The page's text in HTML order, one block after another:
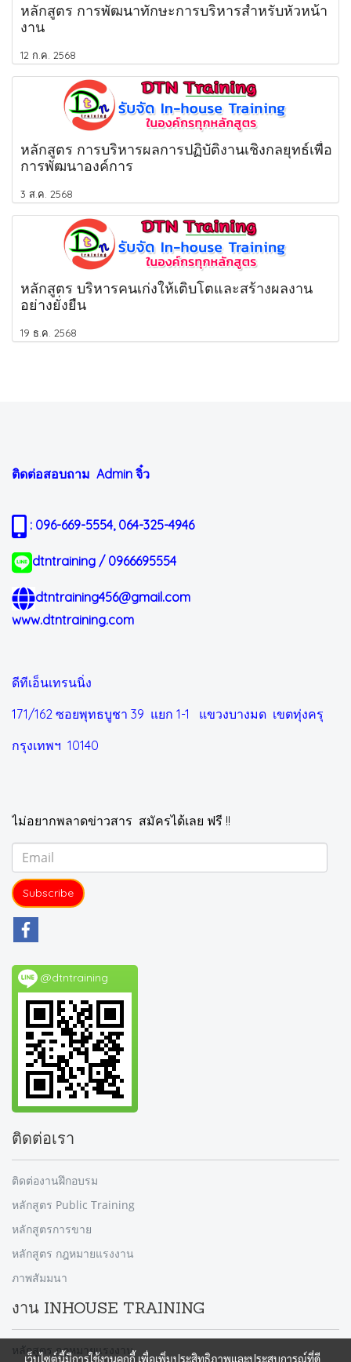
หลักสูตร การพัฒนาทักษะการบริหารสำหรับหัวหน้า
งาน
12 ก.ค. 2568
หลักสูตร การบริหารผลการปฏิบัติงานเชิงกลยุทธ์เพื่อ
การพัฒนาองค์การ
3 ส.ค. 2568
หลักสูตร บริหารคนเก่งให้เติบโตและสร้างผลงาน
อย่างยั่งยืน
19 ธ.ค. 2568
ติดต่อสอบถาม Admin จิ๋ว
: 096-669-5554, 064-325-4946
dtntraining / 0966695554
dtntraining456@gmail.com
www.dtntraining.com
ดีทีเอ็นเทรนนิ่ง
171/162 ซอยพุทธบูชา 39 แยก 1-1 แขวงบางมด เขตทุ่งครุ
กรุงเทพฯ 10140
ไม่อยากพลาดข่าวสาร สมัครได้เลย ฟรี !!
Subscribe
@dtntraining
ติดต่อเรา
ติดต่องานฝึกอบรม
หลักสูตร Public Training
หลักสูตรการขาย
หลักสูตร กฎหมายแรงงาน
ภาพสัมมนา
งาน INHOUSE TRAINING
หลักสูตร กฎหมายแรงงาน
เว็บไซต์นี้มีการใช้งานคุกกี้ เพื่อเพิ่มประสิทธิภาพและประสบการณ์ที่ดี